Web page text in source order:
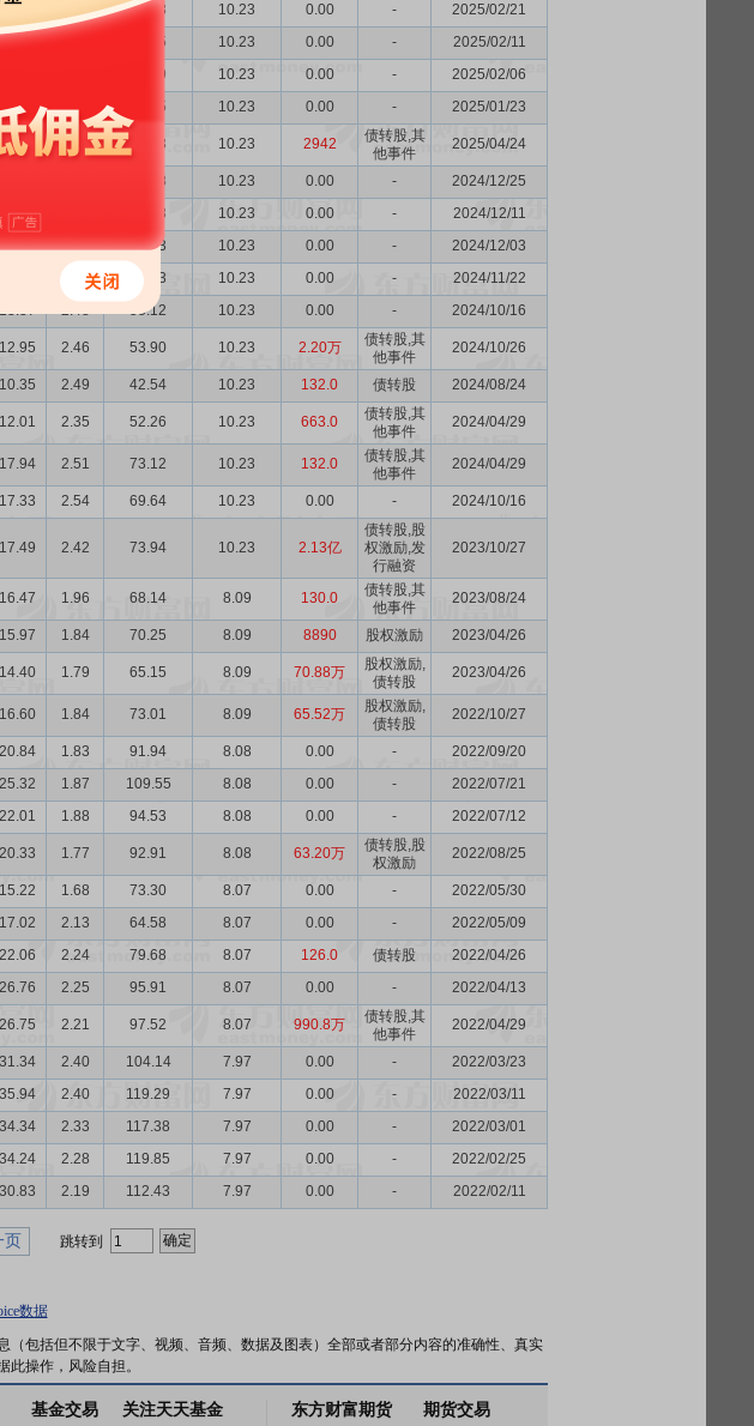
12.30 2.71 46.43 10.23 0.00 -
2025/02/21
12.44 47.25 10.23 0.00 -
2025/02/11
44.59 10.23 0.00 -
2025/02/06
12.29 2.65 47.35 10.23 0.00 - 2025/01/23
13.07 2.62 50.93 10.23 2942
债转股,其
他事件
2025/04/24
53.28 10.23 0.00 -
2024/12/25
13.82 55.53 10.23 0.00 -
2024/12/11
13.65 2.52 55.43 10.23 0.00 -
2024/12/03
2.50 55.23 10.23 0.00 -
2024/11/22
13.37 2.48 55.12 10.23 0.00 - 2024/10/16
12.95 2.46 53.90 10.23 2.20万
债转股,其
他事件
2024/10/26
10.35 2.49 42.54 10.23 132.0 债转股 2024/08/24
12.01 2.35 52.26 10.23 663.0
债转股,其
他事件
2024/04/29
17.94 2.51 73.12 10.23 132.0
债转股,其
他事件
2024/04/29
17.33 2.54 69.64 10.23 0.00 - 2024/10/16
17.49 2.42 73.94 10.23 2.13亿
债转股,股
权激励,发
行融资
2023/10/27
16.47 1.96 68.14 8.09 130.0
债转股,其
他事件
2023/08/24
15.97 1.84 70.25 8.09 8890 股权激励 2023/04/26
14.40 1.79 65.15 8.09 70.88万
股权激励,
债转股
2023/04/26
16.60 1.84 73.01 8.09 65.52万
股权激励,
债转股
2022/10/27
20.84 1.83 91.94 8.08 0.00 -
2022/09/20
25.32 1.87 109.55 8.08 0.00 -
2022/07/21
22.01 1.88 94.53 8.08 0.00 - 2022/07/12
20.33 1.77 92.91 8.08 63.20万
债转股,股
权激励
2022/08/25
15.22 1.68 73.30 8.07 0.00 -
2022/05/30
17.02 2.13 64.58 8.07 0.00 -
2022/05/09
22.06 2.24 79.68 8.07 126.0 债转股
2022/04/26
26.76 2.25 95.91 8.07 0.00 - 2022/04/13
26.75 2.21 97.52 8.07 990.8万
债转股,其
他事件
2022/04/29
31.34 2.40 104.14 7.97 0.00 -
2022/03/23
35.94 2.40 119.29 7.97 0.00 -
2022/03/11
34.34 2.33 117.38 7.97 0.00 -
2022/03/01
34.24 2.28 119.85 7.97 0.00 -
2022/02/25
30.83 2.19 112.43 7.97 0.00 - 2022/02/11
页 跳转到
数据
包括但不限于文字、视频、音频、数据及图表）全部或者部分内容的准确性、真实
操作，风险自担。
基金交易 关注天天基金 东方财富期货 期货交易